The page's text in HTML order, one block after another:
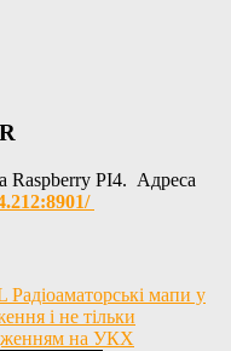
Raspberry PI4. Адреса
мапи у
і не тільки
на УКХ